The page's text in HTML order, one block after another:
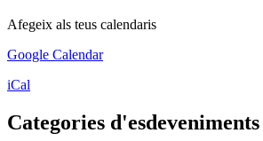
Afegeix als teus calendaris
Google Calendar
iCal
Categories d'esdeveniments